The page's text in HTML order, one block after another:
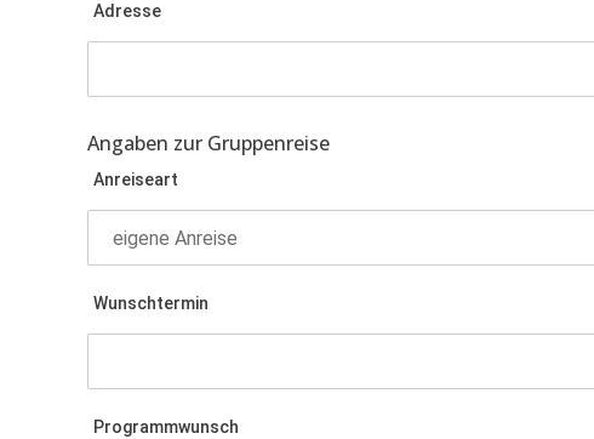
Adresse
Angaben zur Gruppenreise
Anreiseart
Wunschtermin
Programmwunsch